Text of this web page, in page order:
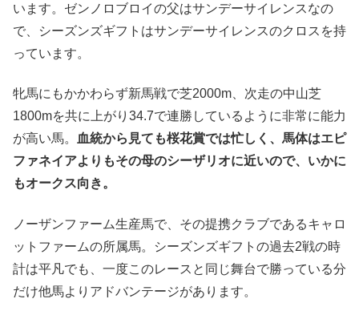
います。ゼンノロブロイの父はサンデーサイレンスなの
で、シーズンズギフトはサンデーサイレンスのクロスを持
っています。
牝馬にもかかわらず新馬戦で芝2000m、次走の中山芝
1800mを共に上がり34.7で連勝しているように非常に能力
が高い馬。
血統から見ても桜花賞では忙しく、馬体はエピ
ファネイアよりもその母のシーザリオに近いので、いかに
もオークス向き。
ノーザンファーム生産馬で、その提携クラブであるキャロ
ットファームの所属馬。シーズンズギフトの過去2戦の時
計は平凡でも、一度このレースと同じ舞台で勝っている分
だけ他馬よりアドバンテージがあります。